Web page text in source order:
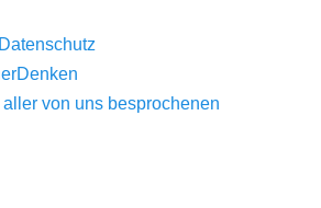
von uns besprochenen